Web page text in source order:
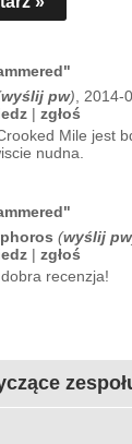
wyślij pw), 2014-
| zgłoś
Mile jest
nudna.
(wyślij pw
| zgłoś
recenzja!